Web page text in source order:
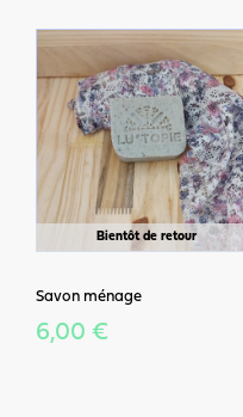
Bientôt de retour
Savon ménage
6,00 €